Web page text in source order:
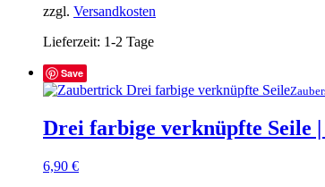
zzgl. Versandkosten
Lieferzeit: 1-2 Tage
Save
Drei farbige verknüpfte Seile
6,90 €